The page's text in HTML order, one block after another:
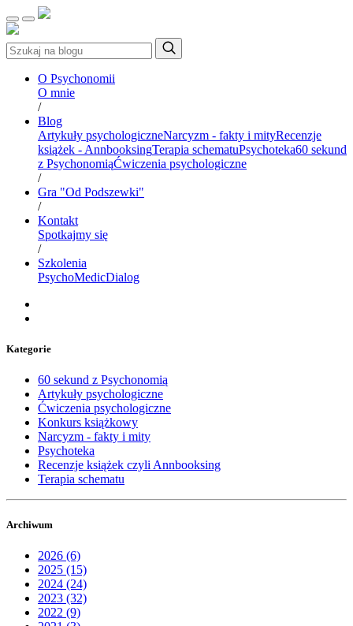
O Psychonomii
O mnie
/
Blog
Artykuły psychologiczneNarcyzm - fakty i mityRecenzje
książek - AnnbooksingTerapia schematuPsychoteka60 sekund
z PsychonomiąĆwiczenia psychologiczne
/
Gra "Od Podszewki"
/
Kontakt
Spotkajmy się
/
Szkolenia
PsychoMedicDialog
Kategorie
60 sekund z Psychonomią
Artykuły psychologiczne
Ćwiczenia psychologiczne
Konkurs książkowy
Narcyzm - fakty i mity
Psychoteka
Recenzje książek czyli Annbooksing
Terapia schematu
Archiwum
2026 (6)
2025 (15)
2024 (24)
2023 (32)
2022 (9)